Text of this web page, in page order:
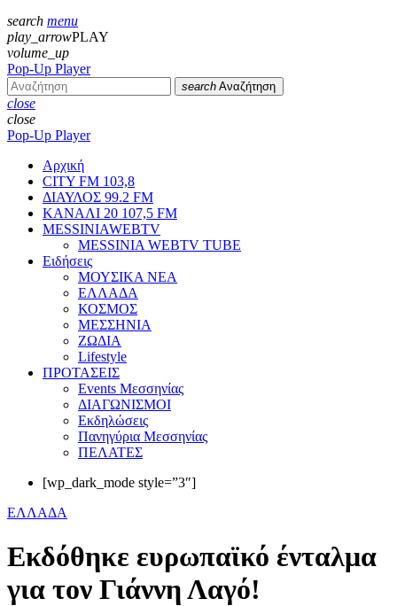
search menu
play_arrowPLAY
volume_up
Pop-Up Player
search Αναζήτηση
close
close
Pop-Up Player
Αρχική
CITY FM 103,8
ΔΙΑΥΛΟΣ 99.2 FM
ΚΑΝΑΛΙ 20 107,5 FM
MESSINIAWEBTV
MESSINIA WEBTV TUBE
Eιδήσεις
ΜΟΥΣΙΚΑ ΝΕΑ
ΕΛΛΑΔΑ
ΚΟΣΜΟΣ
ΜΕΣΣΗΝΙΑ
ΖΩΔΙΑ
Lifestyle
ΠΡΟΤΑΣΕΙΣ
Events Μεσσηνίας
ΔΙΑΓΩΝΙΣΜΟΙ
Εκδηλώσεις
Πανηγύρια Μεσσηνίας
ΠΕΛΑΤΕΣ
[wp_dark_mode style=”3″]
ΕΛΛΑΔΑ
Εκδόθηκε ευρωπαϊκό ένταλμα
για τον Γιάννη Λαγό!